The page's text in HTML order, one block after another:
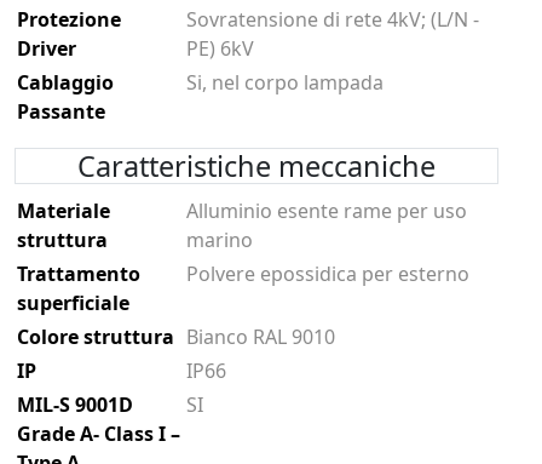
Protezione
Driver
Sovratensione di rete 4kV; (L/N -
PE) 6kV
Cablaggio
Passante
Si, nel corpo lampada
Caratteristiche meccaniche
Materiale
struttura
Alluminio esente rame per uso
marino
Trattamento
superficiale
Polvere epossidica per esterno
Colore struttura Bianco RAL 9010
IP
IP66
MIL-S 9001D
Grade A- Class I –
SI